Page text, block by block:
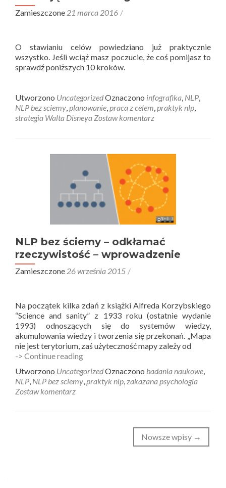
Zamieszczone 21 marca 2016
O stawianiu celów powiedziano już praktycznie
wszystko. Jeśli wciąż masz poczucie, że coś pomijasz to
sprawdź poniższych 10 kroków.
Utworzono UncategorizedOznaczono infografika, NLP,
NLP bez sciemy,planowanie,praca z celem,praktyk nlp,
strategia Walta Disneya Zostaw komentarz
NLP bez ściemy – odkłamać
rzeczywistość – wprowadzenie
Zamieszczone 26 września 2015
Na początek kilka zdań z książki Alfreda Korzybskiego
“Science and sanity” z 1933 roku (ostatnie wydanie
1993) odnoszących się do systemów wiedzy,
akumulowania wiedzy i tworzenia się przekonań. „Mapa
nie jest terytorium, zaś użyteczność mapy zależy od
-> Continue readingNLP
ściemy
–
wprowadzenie
Utworzono UncategorizedOznaczono badania naukowe,
NLP, NLP bez sciemy,praktyk nlp,zakazana psychologia
Zostaw komentarz
Nowsze wpisy →